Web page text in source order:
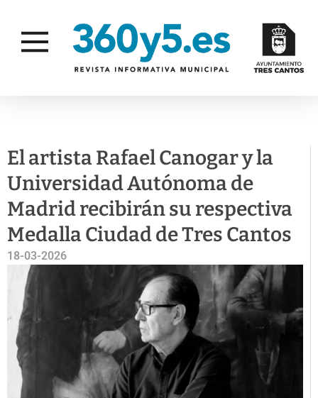
El artista Rafael Canogar y la
Universidad Autónoma de
Madrid recibirán su respectiva
Medalla Ciudad de Tres Cantos
18-03-2026